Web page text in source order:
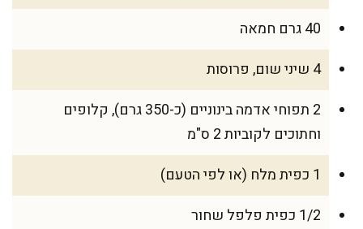
40 גרם חמאה
4 שיני שום, פרוסות
2 תפוחי אדמה בינוניים (כ-350 גרם), קלופים
וחתוכים לקוביות 2 ס"מ
1 כפית מלח (או לפי הטעם)
1/2 כפית פלפל שחור